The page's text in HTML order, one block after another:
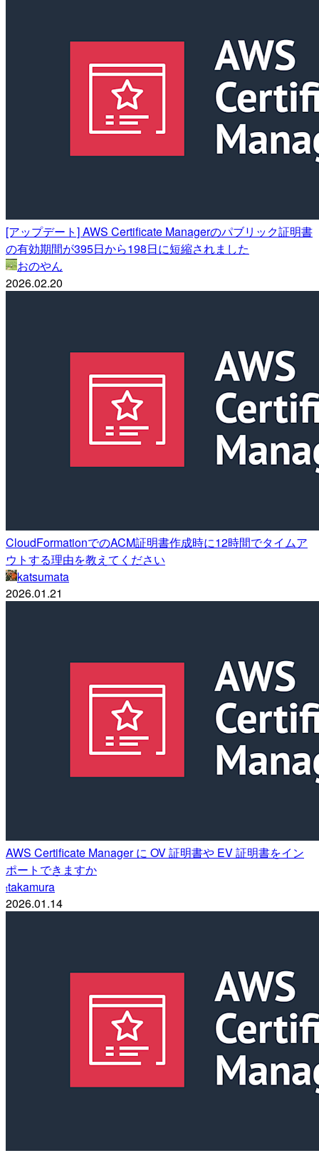
[アップデート] AWS Certificate Managerのパブリック証明書
の有効期間が395日から198日に短縮されました
おのやん
2026.02.20
CloudFormationでのACM証明書作成時に12時間でタイムア
ウトする理由を教えてください
katsumata
2026.01.21
AWS Certificate Manager に OV 証明書や EV 証明書をイン
ポートできますか
ttakamura
2026.01.14